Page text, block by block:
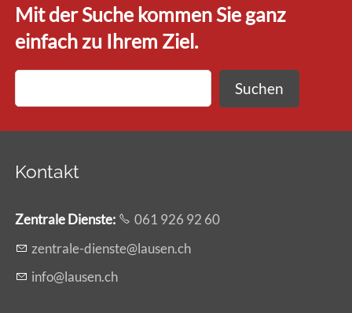
Mit der Suche kommen Sie ganz
einfach zu Ihrem Ziel.
Suchen
Kontakt
Zentrale Dienste:
061 926 92 60
z ntr l -d nst l s nch
nf
l s nch